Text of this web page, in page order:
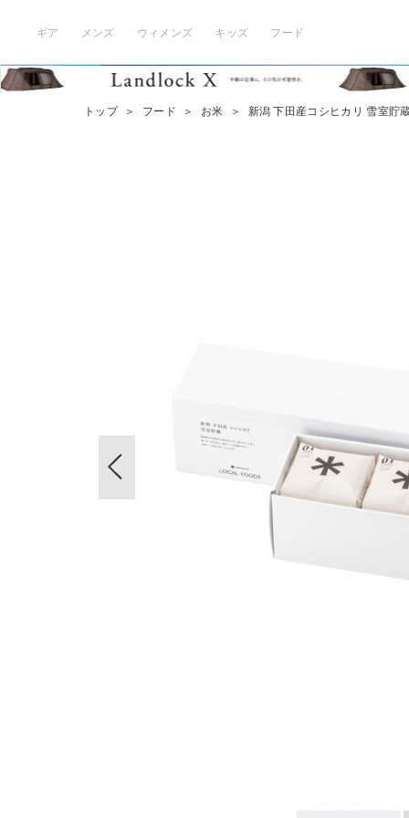
ギア メンズ ウィメンズ キッズ フード
トップ ＞ フード ＞ お米 ＞ 新潟 下田産コシヒカリ 雪室貯